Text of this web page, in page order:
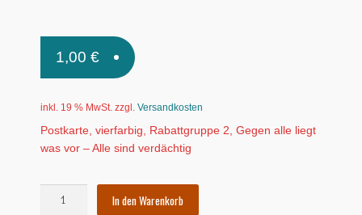
Individuelle Motive
1,00 €
inkl. 19 % MwSt. zzgl. Versandkosten
Postkarte, vierfarbig, Rabattgruppe 2, Gegen alle liegt
was vor – Alle sind verdächtig
In den Warenkorb